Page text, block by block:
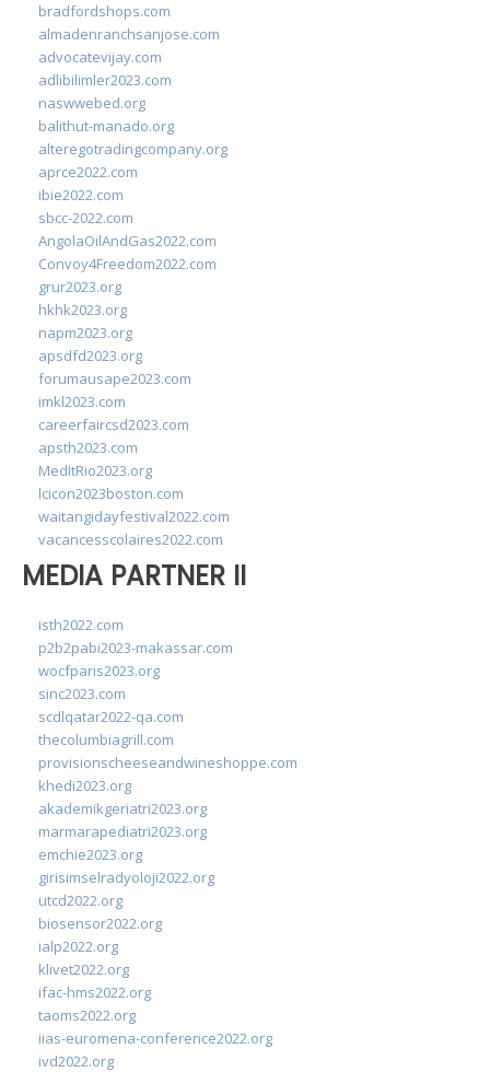
bradfordshops.com
almadenranchsanjose.com
advocatevijay.com
adlibilimler2023.com
naswwebed.org
balithut-manado.org
alteregotradingcompany.org
aprce2022.com
ibie2022.com
sbcc-2022.com
AngolaOilAndGas2022.com
Convoy4Freedom2022.com
grur2023.org
hkhk2023.org
napm2023.org
apsdfd2023.org
forumausape2023.com
imkl2023.com
careerfaircsd2023.com
apsth2023.com
MedItRio2023.org
lcicon2023boston.com
waitangidayfestival2022.com
vacancesscolaires2022.com
MEDIA PARTNER II
isth2022.com
p2b2pabi2023-makassar.com
wocfparis2023.org
sinc2023.com
scdlqatar2022-qa.com
thecolumbiagrill.com
provisionscheeseandwineshoppe.com
khedi2023.org
akademikgeriatri2023.org
marmarapediatri2023.org
emchie2023.org
girisimselradyoloji2022.org
utcd2022.org
biosensor2022.org
ialp2022.org
klivet2022.org
ifac-hms2022.org
taoms2022.org
iias-euromena-conference2022.org
ivd2022.org